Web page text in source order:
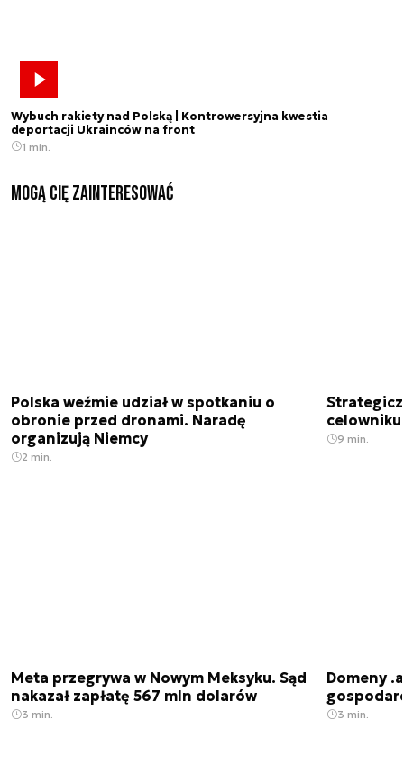
Wybuch rakiety nad Polską | Kontrowersyjna kwestia
deportacji Ukrainców na front
1 min.
Mogą Cię zainteresować
Polska weźmie udział w spotkaniu o
obronie przed dronami. Naradę
organizują Niemcy
2 min.
9 min.
Meta przegrywa w Nowym Meksyku. Sąd
nakazał zapłatę 567 mln dolarów
3 min.
Domeny
3 min.